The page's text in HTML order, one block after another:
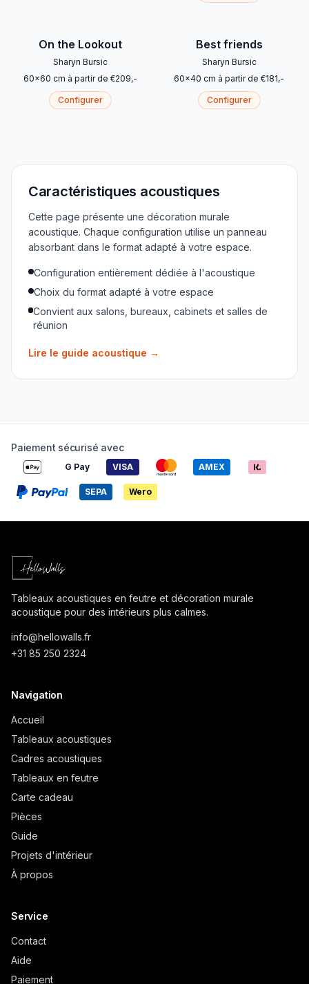
On the Lookout
Sharyn Bursic
60x60 cm à partir de €209,-
Configurer
Best friends
Sharyn Bursic
60x40 cm à partir de €181,-
Configurer
Caractéristiques acoustiques
Cette page présente une décoration murale
acoustique. Chaque configuration utilise un panneau
absorbant dans le format adapté à votre espace.
Configuration entièrement dédiée à l'acoustique
Choix du format adapté à votre espace
Convient aux salons, bureaux, cabinets et salles de
réunion
Lire le guide acoustique →
Paiement sécurisé avec
G Pay VISA AMEX
SEPA Wero
Tableaux acoustiques en feutre et décoration murale
acoustique pour des intérieurs plus calmes.
info@hellowalls.fr
+31 85 250 2324
Navigation
Accueil
Tableaux acoustiques
Cadres acoustiques
Tableaux en feutre
Carte cadeau
Pièces
Guide
Projets d'intérieur
À propos
Service
Contact
Aide
Paiement